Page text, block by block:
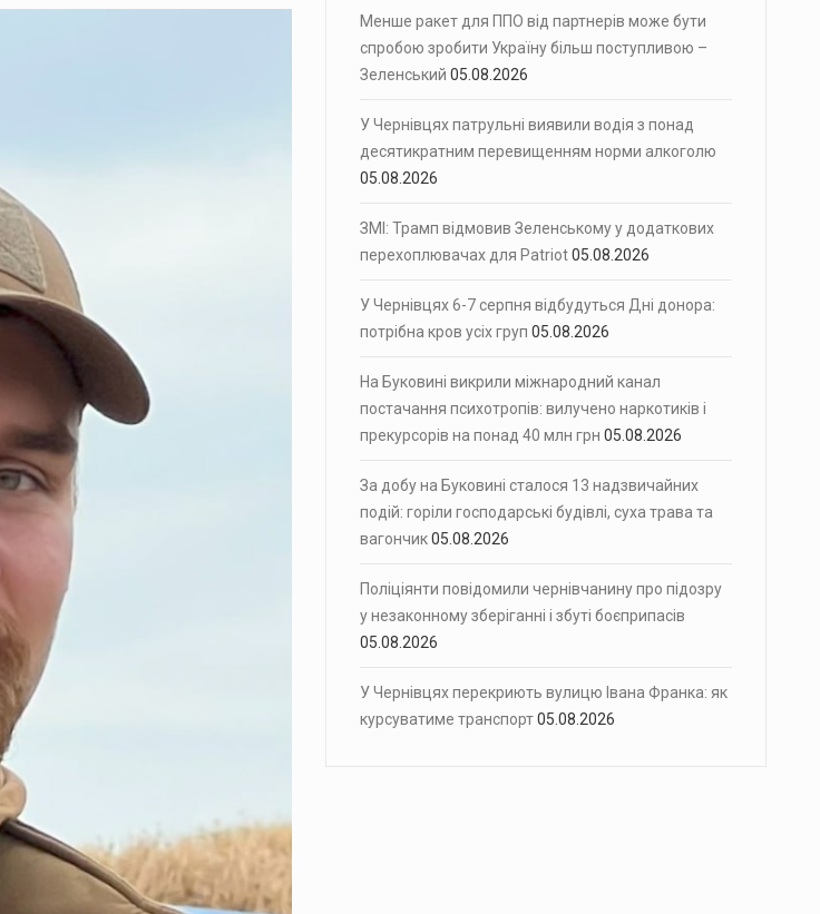
Менше ракет для ППО від партнерів може бути
спробою зробити Україну більш поступливою –
Зеленський 05.08.2026
У Чернівцях патрульні виявили водія з понад
десятикратним перевищенням норми алкоголю
05.08.2026
ЗМІ: Трамп відмовив Зеленському у додаткових
перехоплювачах для Patriot05.08.2026
У Чернівцях 6-7 серпня відбудуться Дні донора:
потрібна кров усіх груп 05.08.2026
На Буковині викрили міжнародний канал
постачання психотропів: вилучено наркотиків і
прекурсорів на понад 40 млн грн 05.08.2026
За добу на Буковині сталося 13 надзвичайних
подій: горіли господарські будівлі, суха трава та
вагончик05.08.2026
Поліціянти повідомили чернівчанину про підозру
у незаконному зберіганні і збуті боєприпасів
05.08.2026
У Чернівцях перекриють вулицю Івана Франка: як
курсуватиме транспорт05.08.2026